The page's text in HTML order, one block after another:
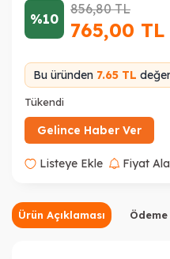
%10
856,80TL
765,00 TL
Bu üründen 7.65 TL
Tükendi
Gelince Haber Ver
Listeye Ekle Fiyat
Ürün Açıklaması